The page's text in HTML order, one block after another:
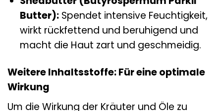
Butter):Spendet intensive Feuchtigkeit,
wirkt rückfettend und beruhigend und
macht die Haut zart und geschmeidig.
Weitere Inhaltsstoffe: Für eine optimale
Wirkung
Um die Wirkung der Kräuter und Öle zu